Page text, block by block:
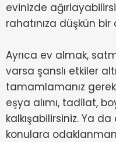
evinizde
rahatınıza düşkün
Ayrıca ev almak,
varsa şanslı etkiler
tamamlamanız
eşya alımı, tadilat,
kalkışabilirsiniz. Ya
konulara